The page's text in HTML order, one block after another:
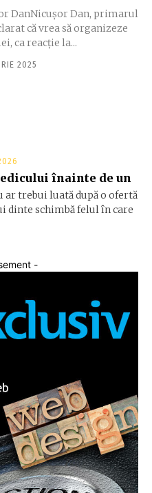
DanNicușor Dan, primarul
că vrea să organizeze
ca reacție la...
2025
înainte de un
ar trebui luată după o ofertă
dinte schimbă felul în care
-